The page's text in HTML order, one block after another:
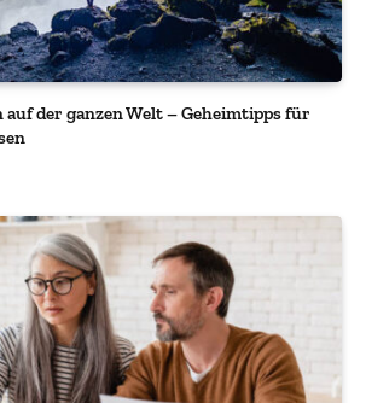
der ganzen Welt – Geheimtipps für